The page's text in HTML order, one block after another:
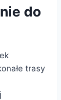
do
trasy